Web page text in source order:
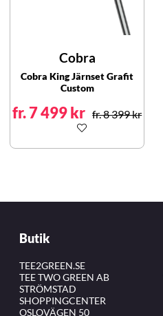
Cobra
Cobra King Järnset Grafit
Custom
fr. 7 499 kr fr. 8 399 kr
Butik
TEE2GREEN.SE
TEE TWO GREEN AB
STRÖMSTAD
SHOPPINGCENTER
OSLOVÄGEN 50